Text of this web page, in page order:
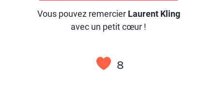
Vous pouvez remercier Laurent Kling
avec un petit cœur !
8